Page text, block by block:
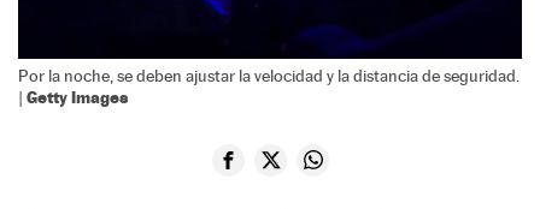
Por la noche, se deben ajustar la velocidad y la distancia de seguridad.
| Getty Images